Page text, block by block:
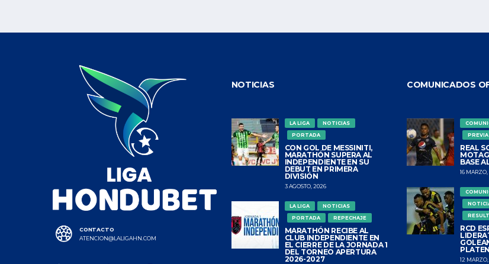
CONTACTO
ATENCION@LALIGAHN.COM
NOTICIAS
LA LIGA
NOTICIAS
PORTADA
CON GOL DE MESSINITI,
MARATHÓN SUPERA AL
INDEPENDIENTE EN SU
DEBUT EN PRIMERA
DIVISIÓN
3 AGOSTO, 2026
LA LIGA
NOTICIAS
PORTADA
REPECHAJE
MARATHÓN RECIBE AL
CLUB INDEPENDIENTE EN
EL CIERRE DE LA JORNADA 1
DEL TORNEO APERTURA
2026-2027
COMUNICADOS
PREVIA
REAL
BASE
16 MARZO,
RCD
12 MARZO,